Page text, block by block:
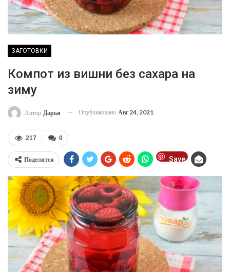
ЗАГОТОВКИ
Компот из вишни без сахара на
зиму
Автор Дарья Опубликовано Авг 24, 2021
0
217
Поделится Save